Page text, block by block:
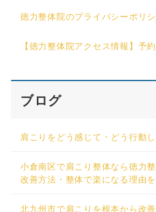
徳力整体院のプライバシーポリ
【徳力整体院アクセス情報】予
ブログ
肩こりをどう感じて・どう行動
小倉南区で肩こり整体なら徳力
改善方法・整体で楽になる理由
北九州市で肩こりを根本から改